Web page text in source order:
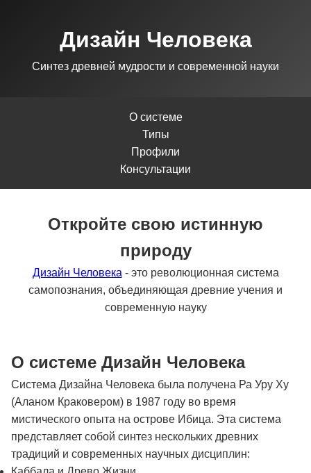
Дизайн Человека
Синтез древней мудрости и современной науки
О системе
Типы
Профили
Консультации
Откройте свою истинную
природу
Дизайн Человека - это революционная система
самопознания, объединяющая древние учения и
современную науку
О системе Дизайн Человека
Система Дизайна Человека была получена Ра Уру Ху
(Аланом Краковером) в 1987 году во время
мистического опыта на острове Ибица. Эта система
представляет собой синтез нескольких древних
традиций и современных научных дисциплин: